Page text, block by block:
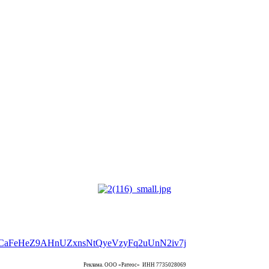
Реклама. ООО «Ратеос» ИНН 7735028069